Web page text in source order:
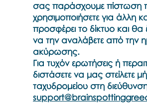
σας παράσχουμε πίστωση
χρησιμοποιήσετε για άλλη
προσφέρει το δίκτυο και θα
να την αναλάβετε από την
ακύρωσης.
Για τυχόν ερωτήσεις ή
διστάσετε να μας στείλετε
ταχυδρομείου στη